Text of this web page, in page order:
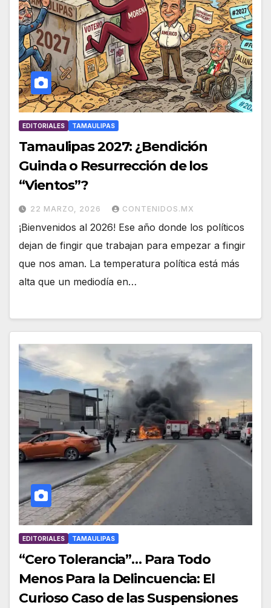
EDITORIALES TAMAULIPAS
Tamaulipas 2027: ¿Bendición
Guinda o Resurrección de los
“Vientos”?
22 MARZO, 2026 CONTENIDOS.MX
¡Bienvenidos al 2026! Ese año donde los políticos
dejan de fingir que trabajan para empezar a fingir
que nos aman. La temperatura política está más
alta que un mediodía en…
EDITORIALES TAMAULIPAS
“Cero Tolerancia”… Para Todo
Menos Para la Delincuencia: El
Curioso Caso de las Suspensiones